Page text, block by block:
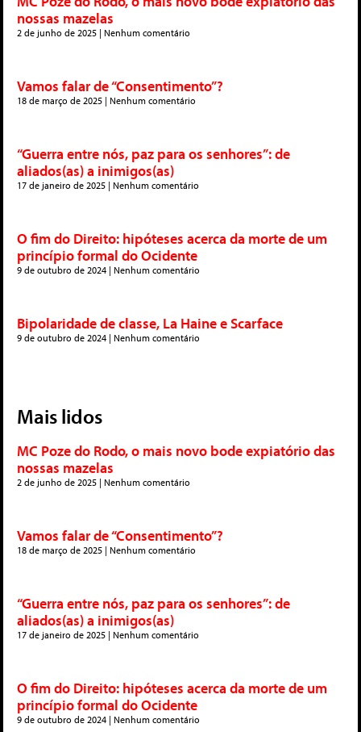
nossas mazelas
2 de junho de 2025 Nenhum comentário
Vamos falar de “Consentimento”?
18 de março de 2025 Nenhum comentário
“Guerra entre nós, paz para os senhores”: de
aliados(as) a inimigos(as)
17 de janeiro de 2025 Nenhum comentário
O fim do Direito: hipóteses acerca da morte de um
princípio formal do Ocidente
9 de outubro de 2024 Nenhum comentário
Bipolaridade de classe, La Haine e Scarface
9 de outubro de 2024 Nenhum comentário
Mais lidos
MC Poze do Rodo, o mais novo bode expiatório das
nossas mazelas
2 de junho de 2025 Nenhum comentário
Vamos falar de “Consentimento”?
18 de março de 2025 Nenhum comentário
“Guerra entre nós, paz para os senhores”: de
aliados(as) a inimigos(as)
17 de janeiro de 2025 Nenhum comentário
O fim do Direito: hipóteses acerca da morte de um
princípio formal do Ocidente
9 de outubro de 2024 Nenhum comentário